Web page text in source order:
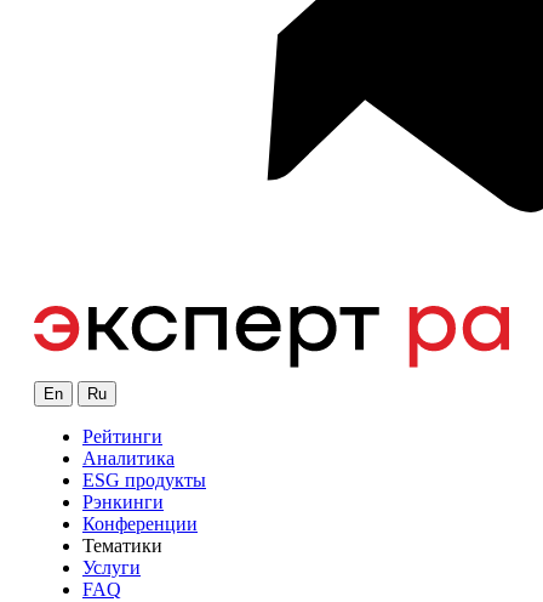
En Ru
Рейтинги
Аналитика
ESG продукты
Рэнкинги
Конференции
Тематики
Услуги
FAQ